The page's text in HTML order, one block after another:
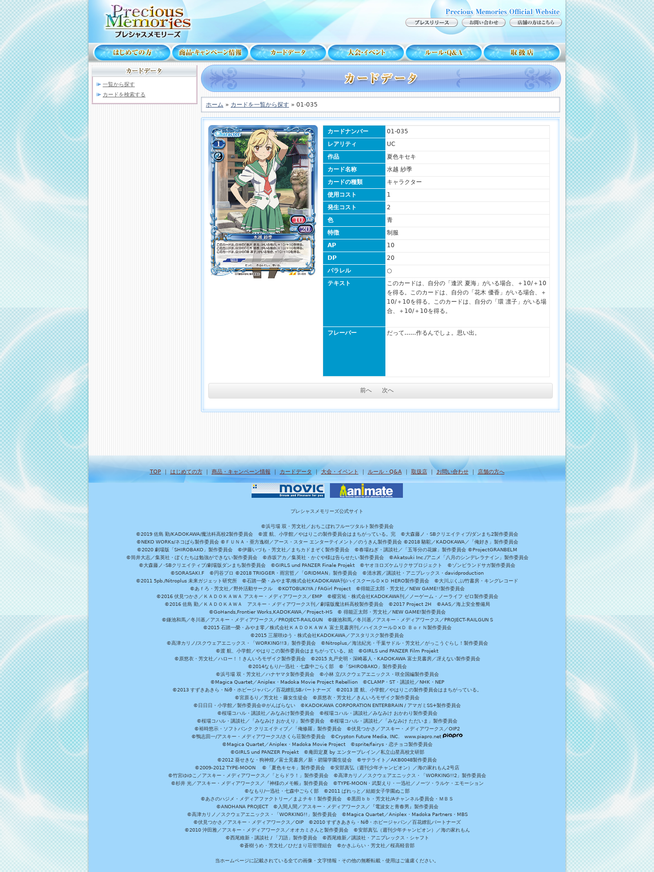
一覧から探す
カードを検索する
ホーム » カードを一覧から探す » 01-035
カードナンバー
01-035
レアリティ
UC
作品
夏色キセキ
カード名称
水越 紗季
カードの種類
キャラクター
使用コスト
1
発生コスト
2
色
青
特徴
制服
AP
10
DP
20
パラレル
○
テキスト
このカードは、自分の「逢沢 夏海」がいる場合、＋10/＋10
を得る。このカードは、自分の「花木 優香」がいる場合、＋
10/＋10を得る。このカードは、自分の「環 凛子」がいる場
合、＋10/＋10を得る。
フレーバー だって……作るんでしょ。思い出。
前へ 次へ
TOP｜ はじめての方｜ 商品・キャンペーン情報 ｜ カードデータ ｜大会・イベント ｜ ルール・Q&A｜ 取扱店｜お問い合わせ｜ 店舗の方へ
プレシャスメモリーズ公式サイト
©浜弓場 双・芳文社／おちこぼれフルーツタルト製作委員会
©2019 佐島 勤/KADOKAWA/魔法科高校2製作委員会 ©渡 航、小学館／やはりこの製作委員会はまちがっている。完 ©大森藤ノ・SBクリエイティブ/ダンまち2製作委員会
©NEKO WORKs/ネコぱら製作委員会 ©ＦＵＮＡ・亜方逸樹／アース・スター エンターテイメント／のうきん製作委員会 ©2018 駱駝／KADOKAWA／「俺好き」製作委員会
©2020 劇場版「SHIROBAKO」製作委員会 ©伊藤いづも・芳文社／まちカドまぞく製作委員会 ©春場ねぎ・講談社／「五等分の花嫁」製作委員会 ©ProjectGRANBELM
©筒井大志／集英社・ぼくたちは勉強ができない製作委員会 ©赤坂アカ／集英社・かぐや様は告らせたい製作委員会 ©Akatsuki Inc./アニメ「八月のシンデレラナイン」製作委員会
©大森藤ノ･SBクリエイティブ/劇場版ダンまち製作委員会 ©GIRLS und PANZER Finale Projekt ©ヤオヨロズケムリクサプロジェクト ©ゾンビランドサガ製作委員会
©SORASAKI.F ©円谷プロ ©2018 TRIGGER・雨宮哲／「GRIDMAN」製作委員会 ©清水茜／講談社・アニプレックス・davidproduction
©2011 5pb./Nitroplus 未来ガジェット研究所 ©石踏一榮・みやま零/株式会社KADOKAWA刊/ハイスクールＤ×Ｄ HERO製作委員会 ©大川ぶくぶ/竹書房・キングレコード
©あｆろ・芳文社／野外活動サークル ©KOTOBUKIYA / FAGirl Project ©得能正太郎・芳文社／NEW GAME!!製作委員会
©2016 伏見つかさ／ＫＡＤＯＫＡＷＡ アスキー・メディアワークス／EMP ©榎宮祐・株式会社KADOKAWA刊／ノーゲーム・ノーライフ ゼロ製作委員会
©2016 佐島 勤／ＫＡＤＯＫＡＷＡ アスキー・メディアワークス刊／劇場版魔法科高校製作委員会 ©2017 Project 2H ©AAS／海上安全整備局
©GoHands,Frontier Works,KADOKAWA／Project-HS © 得能正太郎・芳文社／NEW GAME!製作委員会
©鎌池和馬／冬川基／アスキー・メディアワークス／PROJECT-RAILGUN ©鎌池和馬／冬川基／アスキー・メディアワークス／PROJECT-RAILGUN S
©2015 石踏一榮・みやま零／株式会社ＫＡＤＯＫＡＷＡ 富士見書房刊／ハイスクールＤ×Ｄ ＢｏｒＮ製作委員会
©2015 三屋咲ゆう・株式会社KADOKAWA／アスタリスク製作委員会
©高津カリノ/スクウェアエニックス・「WORKING!!3」製作委員会 ©Nitroplus／海法紀光・千葉サドル・芳文社／がっこうぐらし！製作委員会
©渡 航、小学館／やはりこの製作委員会はまちがっている。続 ©GIRLS und PANZER Film Projekt
©原悠衣・芳文社／ハロー！！きんいろモザイク製作委員会 ©2015 丸戸史明・深崎暮人・KADOKAWA 富士見書房／冴えない製作委員会
©2014なもり/一迅社・七森中ごらく部 ©「SHIROBAKO」製作委員会
©浜弓場 双・芳文社／ハナヤマタ製作委員会 ©小林 立/スクウェアエニックス・咲全国編製作委員会
©Magica Quartet／Aniplex・Madoka Movie Project Rebellion ©CLAMP・ST・講談社／NHK・NEP
©2013 すずきあきら・Niθ・ホビージャパン／百花繚乱SBパートナーズ ©2013 渡 航、小学館／やはりこの製作委員会はまちがっている。
©宮原るり／芳文社・藤女生徒会 ©原悠衣・芳文社／きんいろモザイク製作委員会
©日日日・小学館／製作委員会＠がんばらない ©KADOKAWA CORPORATION ENTERBRAIN / アマガミSS+製作委員会
©桜場コハル・講談社／みなみけ製作委員会 ©桜場コハル・講談社／みなみけ おかわり製作委員会
©桜場コハル・講談社／「みなみけ おかえり」製作委員会 ©桜場コハル・講談社／「みなみけ ただいま」製作委員会
©裕時悠示・ソフトバンク クリエイティブ／「俺修羅」製作委員会 ©伏見つかさ／アスキー・メディアワークス／OIP2
©鴨志田一/アスキー・メディアワークス/さくら荘製作委員会 ©Crypton Future Media, INC. www.piapro.net
©Magica Quartet／Aniplex・Madoka Movie Project ©sprite/fairys・恋チョコ製作委員会
©GIRLS und PANZER Projekt ©庵田定夏 by エンターブレイン／私立山星高校文研部
©2012 葵せきな・狗神煌／富士見書房／新・碧陽学園生徒会 ©サテライト／AKB0048製作委員会
©2009-2012 TYPE-MOON ©「夏色キセキ」製作委員会 ©安部真弘（週刊少年チャンピオン）／海の家れもん2号店
©竹宮ゆゆこ／アスキー・メディアワークス／「とらドラ！」製作委員会 ©高津カリノ／スクウェアエニックス・「WORKING!!2」製作委員会
©杉井 光／アスキー・メディアワークス／『神様のメモ帳』製作委員会 ©TYPE-MOON・武梨えり・一迅社／ノーツ・ラルケ・エモーション
©なもり/一迅社・七森中ごらく部 ©2011 ぱれっと／結姫女子学園ぬこ部
©あさのハジメ・メディアファクトリー／まよチキ！製作委員会 ©黒田ｂｂ・芳文社/Aチャンネル委員会・ＭＢＳ
©ANOHANA PROJECT ©入間人間／アスキー・メディアワークス／『電波女と青春男』製作委員会
©高津カリノ／スクウェアエニックス・「WORKING!!」製作委員会 ©Magica Quartet／Aniplex・Madoka Partners・MBS
©伏見つかさ／アスキー・メディアワークス／OIP ©2010 すずきあきら・Niθ・ホビージャパン／百花繚乱パートナーズ
©2010 沖田雅／アスキー・メディアワークス／オオカミさんと製作委員会 ©安部真弘（週刊少年チャンピオン）／海の家れもん
©西尾維新・講談社 / 「刀語」製作委員会 ©西尾維新／講談社・アニプレックス・シャフト
©蒼樹うめ・芳文社／ひだまり荘管理組合 ©かきふらい・芳文社／桜高軽音部
当ホームページに記載されている全ての画像・文字情報・その他の無断転載・使用はご遠慮ください。